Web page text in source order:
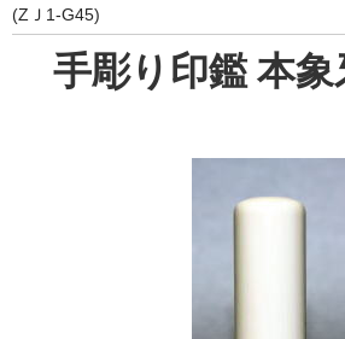
お客様の声
ご利用案内
(ZＪ1-G45)
手彫り印鑑 本象